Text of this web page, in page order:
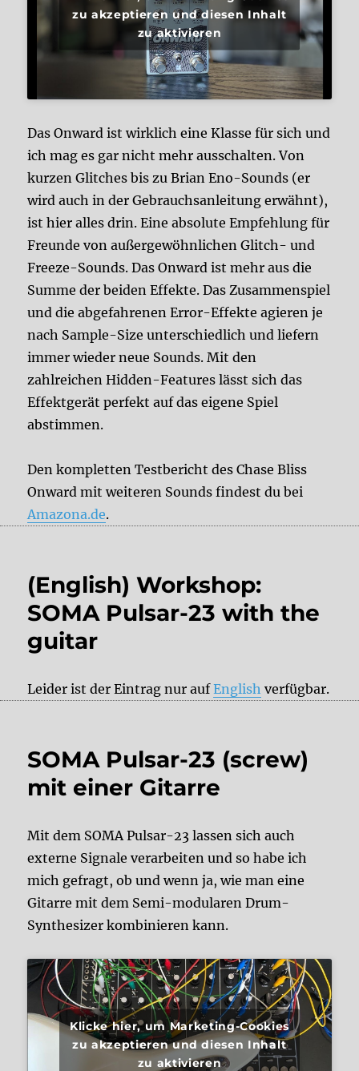
zu akzeptieren und diesen Inhalt
zu aktivieren
Das Onward ist wirklich eine Klasse für sich und
ich mag es gar nicht mehr ausschalten. Von
kurzen Glitches bis zu Brian Eno-Sounds (er
wird auch in der Gebrauchsanleitung erwähnt),
ist hier alles drin. Eine absolute Empfehlung für
Freunde von außergewöhnlichen Glitch- und
Freeze-Sounds. Das Onward ist mehr aus die
Summe der beiden Effekte. Das Zusammenspiel
und die abgefahrenen Error-Effekte agieren je
nach Sample-Size unterschiedlich und liefern
immer wieder neue Sounds. Mit den
zahlreichen Hidden-Features lässt sich das
Effektgerät perfekt auf das eigene Spiel
abstimmen.
Den kompletten Testbericht des Chase Bliss
Onward mit weiteren Sounds findest du bei
Amazona.de.
(English) Workshop:
SOMA Pulsar-23 with the
guitar
Leider ist der Eintrag nur aufEnglish verfügbar.
SOMA Pulsar-23 (screw)
mit einer Gitarre
Mit dem SOMA Pulsar-23 lassen sich auch
externe Signale verarbeiten und so habe ich
mich gefragt, ob und wenn ja, wie man eine
Gitarre mit dem Semi-modularen Drum-
Synthesizer kombinieren kann.
Klicke hier, um Marketing-Cookies
zu akzeptieren und diesen Inhalt
zu aktivieren